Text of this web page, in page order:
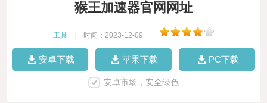
猴王加速器官网网址
工具 时间：2023-12-09
安卓下载 苹果下载 PC下载
安卓市场，安全绿色